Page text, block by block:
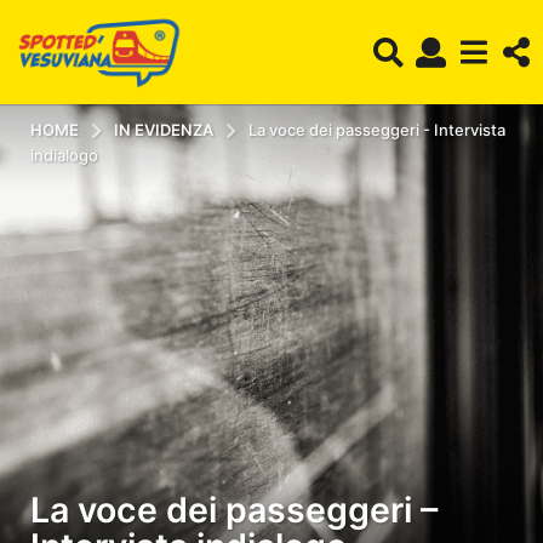
HOME IN EVIDENZA
La voce dei passeggeri - Intervista
indialogo
7
La voce dei passeggeri –